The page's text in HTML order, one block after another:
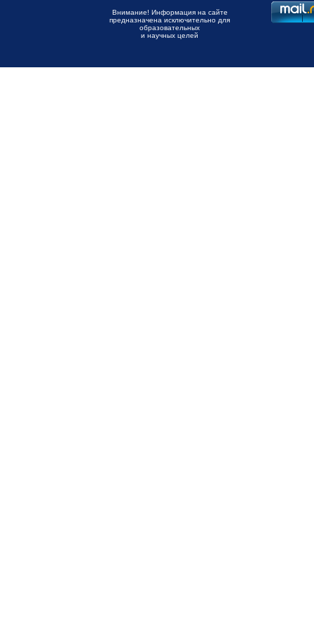
Внимание! Информация на сайте
предназначена исключительно для
образовательных
и научных целей